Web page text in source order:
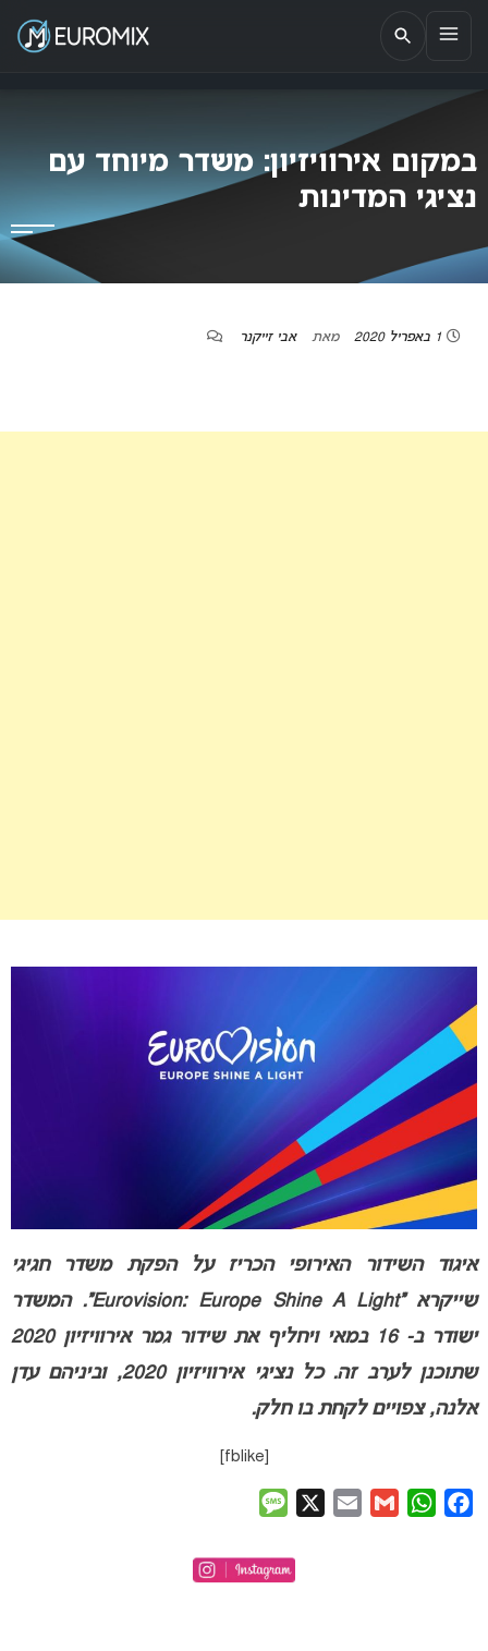
EUROMIX
אתר הבית של האירוויזיון בישראל
במקום אירוויזיון: משדר מיוחד עם
נציגי המדינות
מאת אבי זייקנר
איגוד השידור האירופי הכריז על הפקת משדר חגיגי
שייקרא “Eurovision: Europe Shine A Light”. המשדר
ישודר ב- 16 במאי ויחליף את שידור גמר אירוויזיון 2020
שתוכנן לערב זה. כל נציגי אירוויזיון 2020, וביניהם עדן
אלנה, צפויים לקחת בו חלק.
Facebook
WhatsApp
Gmail
Email